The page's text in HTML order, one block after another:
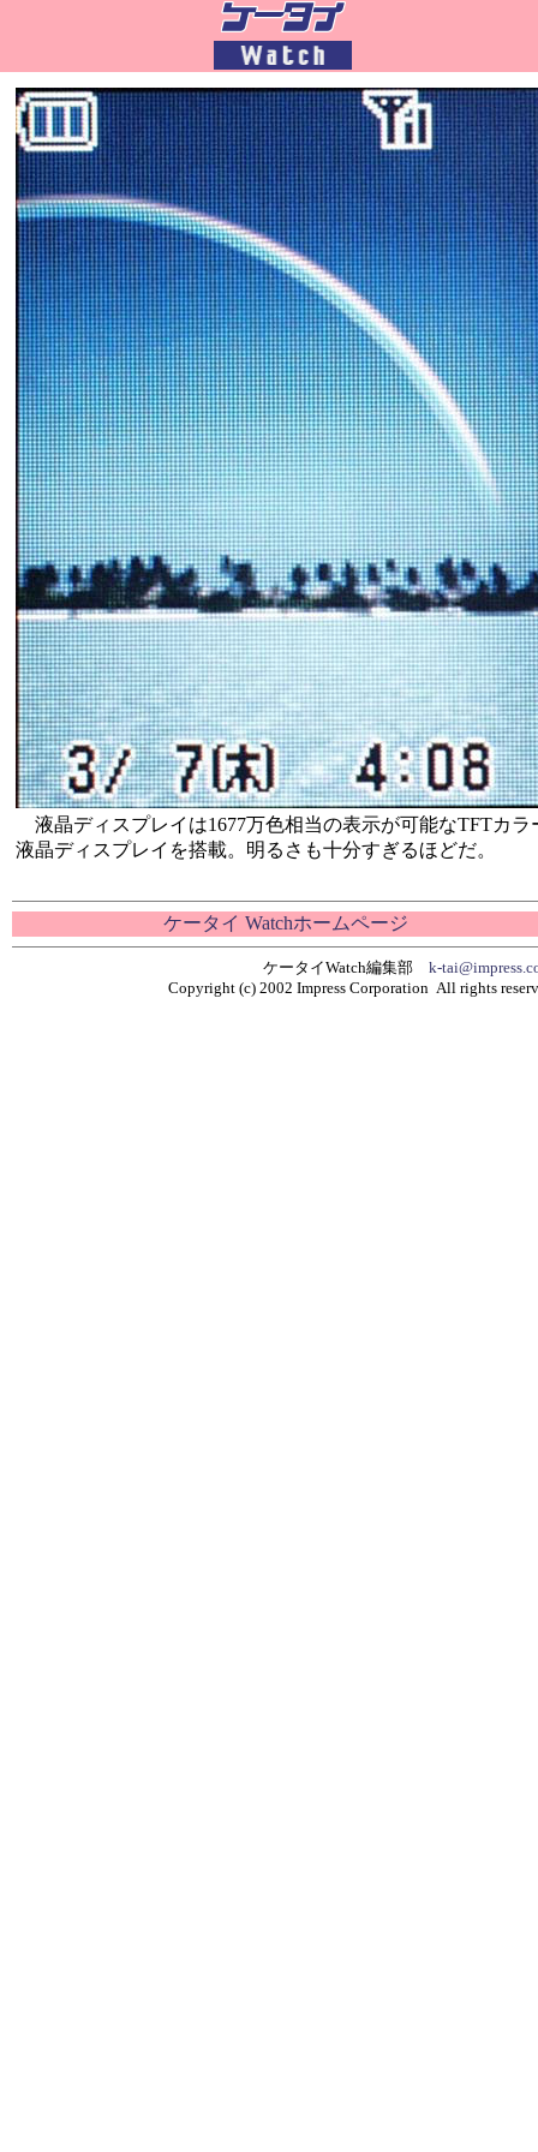
液晶ディスプレイは1677万色相当の表示が可能なTFTカラ
液晶ディスプレイを搭載。明るさも十分すぎるほどだ。
ケータイ Watchホームページ
ケータイWatch編集部 k-
Copyright (c) 2002 Impress Corporation All rights